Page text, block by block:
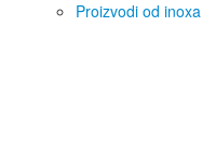
Proizvodi od inoxa